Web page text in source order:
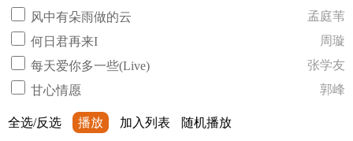
风中有朵雨做的云
孟庭苇
何日君再来I
周璇
每天爱你多一些(Live)
张学友
甘心情愿
郭峰
全选/反选 播放 加入列表 随机播放